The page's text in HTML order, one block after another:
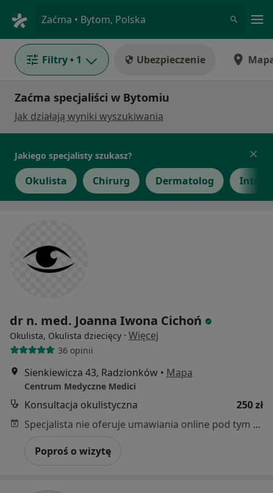
Zaćma • Bytom, Polska
Filtry • 1 Ubezpieczenie
Zaćma specjaliści w Bytomiu
Jak działają wyniki wyszukiwania
Jakiego specjalisty szukasz?
Okulista Chirurg Dermatolog
dr n. med. Joanna Iwona Cichoń
Okulista, Okulista dziecięcy · Więcej
36 opinii
Sienkiewicza 43, Radzionków • Mapa
Centrum Medyczne Medici
Konsultacja okulistyczna
250 zł
Specjalista nie oferuje umawiania online pod tym adresem.
Poproś o wizytę